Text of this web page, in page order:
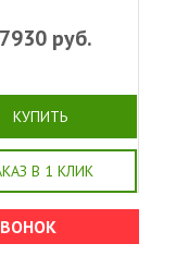
руб.
КУПИТЬ
В 1 КЛИК